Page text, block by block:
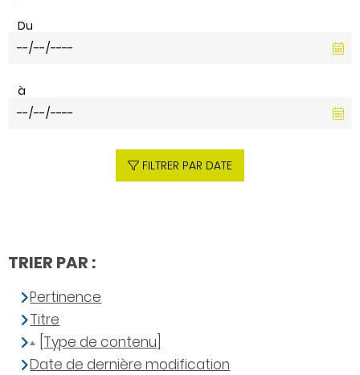
Du
à
FILTRER PAR DATE
TRIER PAR :
Pertinence
Titre
[Type de contenu]
Date de dernière modification